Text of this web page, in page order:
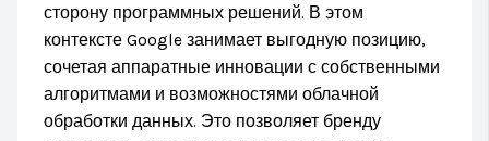
сторону программных решений. В этом
контексте Google занимает выгодную позицию,
сочетая аппаратные инновации с собственными
алгоритмами и возможностями облачной
обработки данных. Это позволяет бренду